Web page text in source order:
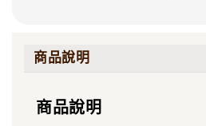
商品說明
商品說明